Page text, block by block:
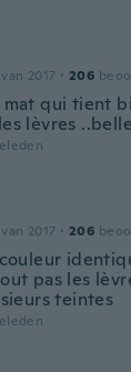
2017 · 206
qui tient
lèvres
2017 · 206
pas les
teintes